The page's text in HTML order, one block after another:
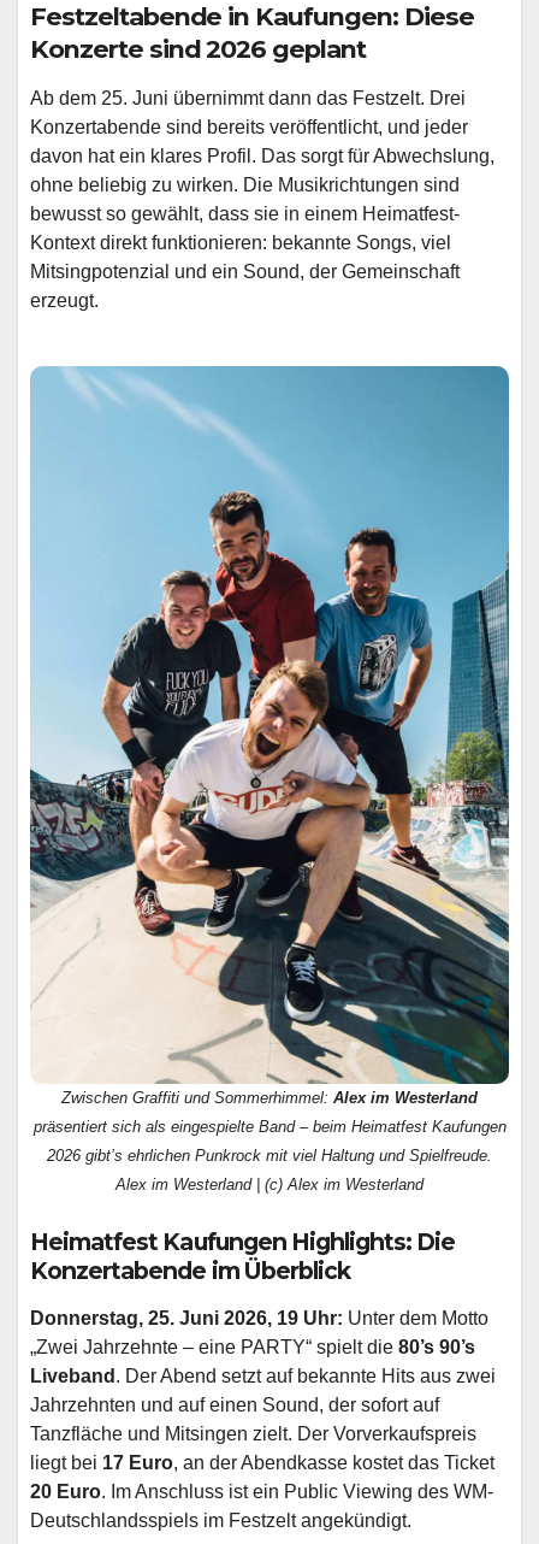
Festzeltabende in Kaufungen: Diese
Konzerte sind 2026 geplant
Ab dem 25. Juni übernimmt dann das Festzelt. Drei
Konzertabende sind bereits veröffentlicht, und jeder
davon hat ein klares Profil. Das sorgt für Abwechslung,
ohne beliebig zu wirken. Die Musikrichtungen sind
bewusst so gewählt, dass sie in einem Heimatfest-
Kontext direkt funktionieren: bekannte Songs, viel
Mitsingpotenzial und ein Sound, der Gemeinschaft
erzeugt.
Zwischen Graffiti und Sommerhimmel: Alex im Westerland
präsentiert sich als eingespielte Band – beim Heimatfest Kaufungen
2026 gibt’s ehrlichen Punkrock mit viel Haltung und Spielfreude.
Alex im Westerland | (c) Alex im Westerland
Heimatfest Kaufungen Highlights: Die
Konzertabende im Überblick
Donnerstag, 25. Juni 2026, 19 Uhr: Unter dem Motto
„Zwei Jahrzehnte – eine PARTY“ spielt die 80’s 90’s
Liveband . Der Abend setzt auf bekannte Hits aus zwei
Jahrzehnten und auf einen Sound, der sofort auf
Tanzfläche und Mitsingen zielt. Der Vorverkaufspreis
liegt bei 17 Euro, an der Abendkasse kostet das Ticket
20 Euro. Im Anschluss ist ein Public Viewing des WM-
Deutschlandsspiels im Festzelt angekündigt.